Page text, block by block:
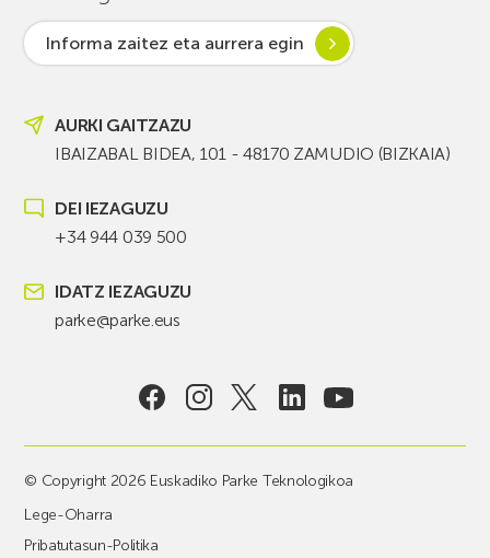
Informa zaitez eta aurrera egin
AURKI GAITZAZU
IBAIZABAL BIDEA, 101 - 48170 ZAMUDIO (BIZKAIA)
DEI IEZAGUZU
+34 944 039 500
IDATZ IEZAGUZU
parke@parke.eus
© Copyright 2026 Euskadiko Parke Teknologikoa
Lege-Oharra
Pribatutasun-Politika